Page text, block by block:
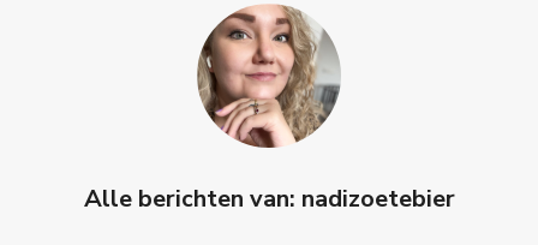
Alle berichten van: nadizoetebier